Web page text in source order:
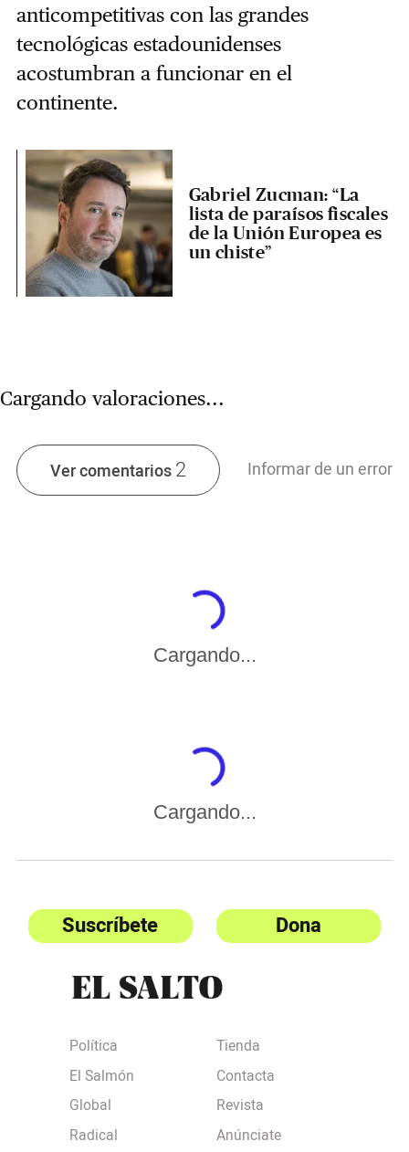
anticompetitivas con las grandes
tecnológicas estadounidenses
acostumbran a funcionar en el
continente.
Gabriel Zucman: “La
lista de paraísos fiscales
de la Unión Europea es
un chiste”
Cargando valoraciones...
Ver comentarios2 Informar de un error
Cargando...
Cargando...
Suscríbete Dona
Política
El Salmón
Global
Radical
Tienda
Contacta
Revista
Anúnciate